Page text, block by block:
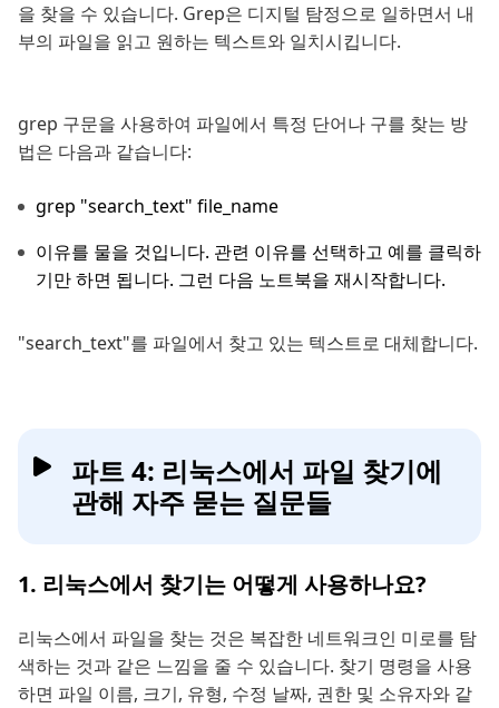
을 찾을 수 있습니다. Grep은 디지털 탐정으로 일하면서 내
부의 파일을 읽고 원하는 텍스트와 일치시킵니다.
grep 구문을 사용하여 파일에서 특정 단어나 구를 찾는 방
법은 다음과 같습니다:
grep "search_text" file_name
이유를 물을 것입니다. 관련 이유를 선택하고 예를 클릭하
기만 하면 됩니다. 그런 다음 노트북을 재시작합니다.
"search_text"를 파일에서 찾고 있는 텍스트로 대체합니다.
파트 4: 리눅스에서 파일 찾기에
관해 자주 묻는 질문들
1. 리눅스에서 찾기는 어떻게 사용하나요?
리눅스에서 파일을 찾는 것은 복잡한 네트워크인 미로를 탐
색하는 것과 같은 느낌을 줄 수 있습니다. 찾기 명령을 사용
하면 파일 이름, 크기, 유형, 수정 날짜, 권한 및 소유자와 같